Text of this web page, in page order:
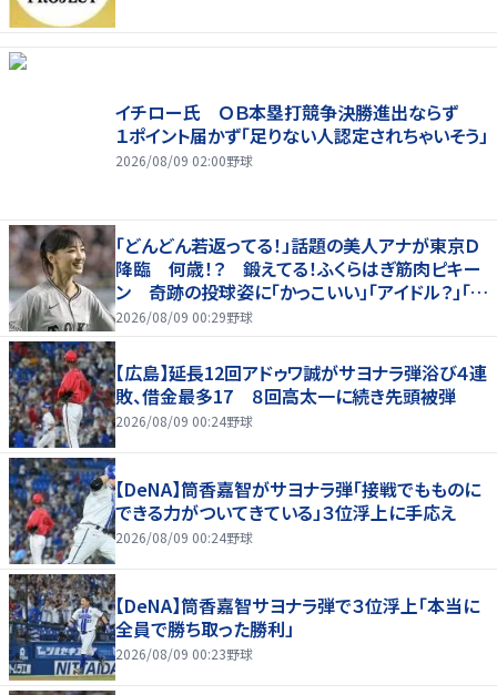
イチロー氏 ＯＢ本塁打競争決勝進出ならず
１ポイント届かず「足りない人認定されちゃいそう」
2026/08/09 02:00野球
「どんどん若返ってる！」話題の美人アナが東京Ｄ
降臨 何歳！？ 鍛えてる！ふくらはぎ筋肉ピキー
ン 奇跡の投球姿に「かっこいい」「アイドル？」「女
神」
2026/08/09 00:29野球
【広島】延長12回アドゥワ誠がサヨナラ弾浴び４連
敗、借金最多17 ８回高太一に続き先頭被弾
2026/08/09 00:24野球
【DeNA】筒香嘉智がサヨナラ弾「接戦でもものに
できる力がついてきている」３位浮上に手応え
2026/08/09 00:24野球
【DeNA】筒香嘉智サヨナラ弾で３位浮上「本当に
全員で勝ち取った勝利」
2026/08/09 00:23野球